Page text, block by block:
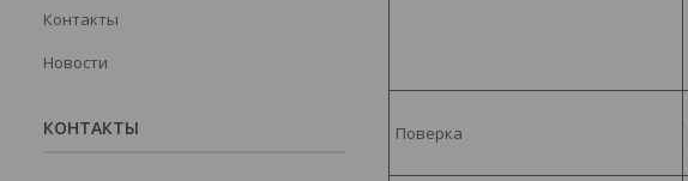
Поверка
Контакты
Новости
КОНТАКТЫ